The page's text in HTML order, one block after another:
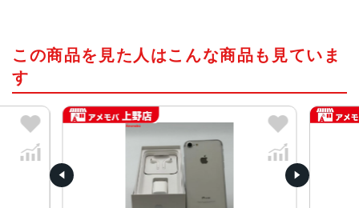
Apple A10 Fusion組み込み型M10モーションコプロセッサ
ブラック、ジェットブラック、シルバー、レッド、ローズ
ゴールド、ゴールド
容量
32GB、128GB、256GB
この商品を見た人はこんな商品も見ていま
す